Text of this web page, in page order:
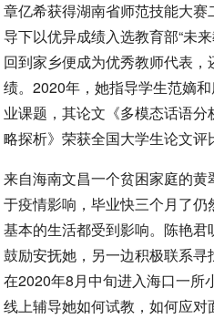
章亿希获得湖南省师范技能大
导下以优异成绩入选教育部“未
回到家乡便成为优秀教师代表
绩。2020年，她指导学生范嫡
业课题，其论文《多模态话语
略探析》荣获全国大学生论文评
来自海南文昌一个贫困家庭的
于疫情影响，毕业快三个月了
基本的生活都受到影响。陈艳
鼓励安抚她，另一边积极联系
在2020年8月中旬进入海口一所
线上辅导她如何试教，如何应